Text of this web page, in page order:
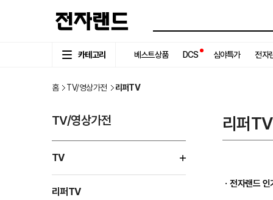
카테고리 베스트상품 DCS 심야특가 전자
홈 TV/영상가전 리퍼TV
TV/영상가전
TV
리퍼TV
리퍼TV
ㆍ전자랜드 인